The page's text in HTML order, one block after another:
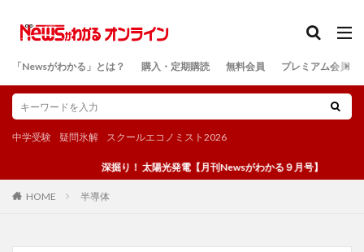
「Newsがわかる」とは？ 購入・定期購読 無料会員 プレミアム会員
中学受験 疑問氷解 スクールエコノミスト2026
深掘り！ 太陽光発電【月刊Newsがわかる９月号】
HOME 半導体
検索